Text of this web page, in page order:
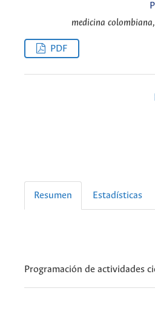
medicina
PDF
Resumen Estadísticas
Programación de actividades